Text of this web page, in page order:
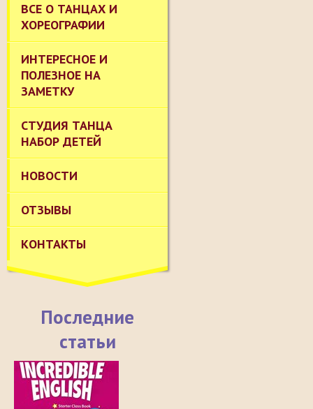
ВСЕ О ТАНЦАХ И
ХОРЕОГРАФИИ
ИНТЕРЕСНОЕ И
ПОЛЕЗНОЕ НА
ЗАМЕТКУ
СТУДИЯ ТАНЦА
НАБОР ДЕТЕЙ
НОВОСТИ
ОТЗЫВЫ
КОНТАКТЫ
Последние
статьи